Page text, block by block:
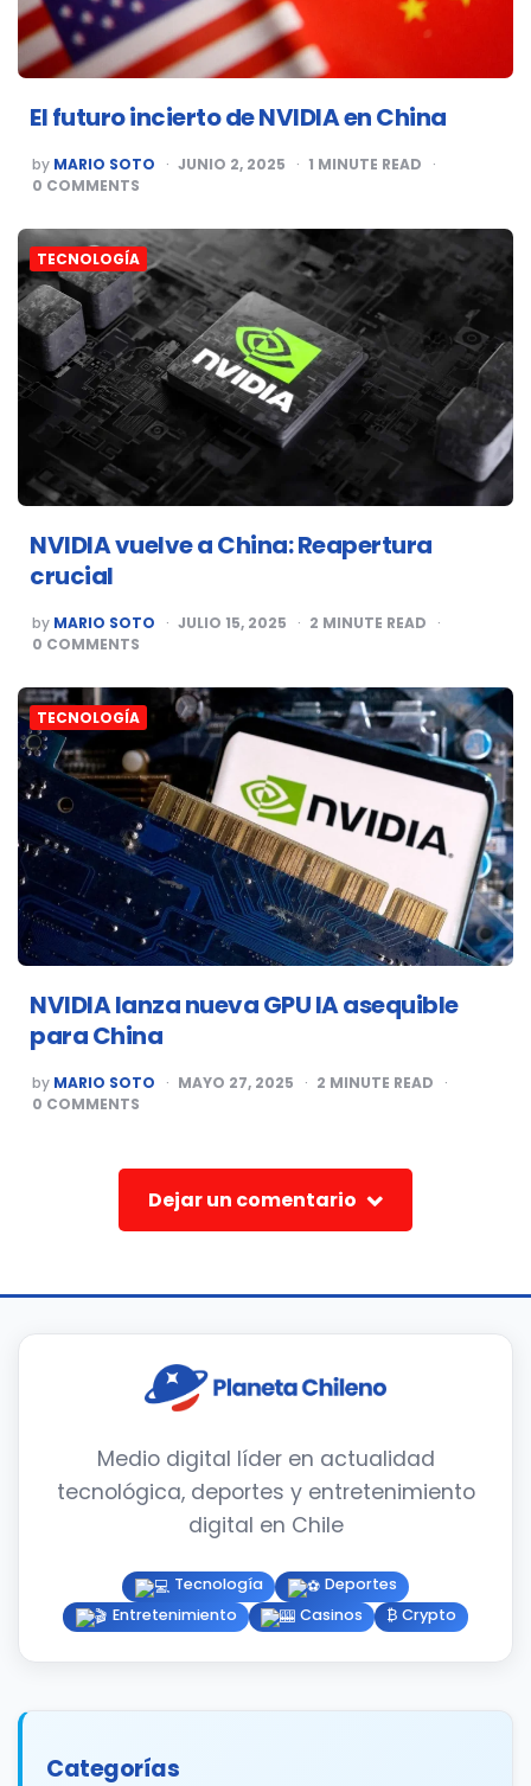
El futuro incierto de NVIDIA en China
POSTED
BY
by MARIO SOTO JUNIO 2, 2025 1 MINUTE READ
0 COMMENTS
TECNOLOGÍA
NVIDIA vuelve a China: Reapertura
crucial
POSTED
BY
by MARIO SOTO JULIO 15, 2025 2 MINUTE READ
0 COMMENTS
TECNOLOGÍA
NVIDIA lanza nueva GPU IA asequible
para China
POSTED
BY
by MARIO SOTO MAYO 27, 2025 2 MINUTE READ
0 COMMENTS
Dejar un comentario
Medio digital líder en actualidad
tecnológica, deportes y entretenimiento
digital en Chile
Tecnología
Deportes
Entretenimiento
Casinos ₿ Crypto
Categorías